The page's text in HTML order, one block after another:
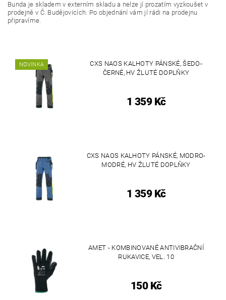
Bunda je skladem v externím skladu a nelze jí prozatím vyzkoušet v
prodejně v Č. Budějovicích. Po objednání vám jí rádi na prodejnu
připravíme.
NOVINKA
CXS NAOS KALHOTY PÁNSKÉ, ŠEDO-
ČERNÉ, HV ŽLUTÉ DOPLŇKY
1 359 Kč
CXS NAOS KALHOTY PÁNSKÉ, MODRO-
MODRÉ, HV ŽLUTÉ DOPLŇKY
1 359 Kč
AMET - KOMBINOVANÉ ANTIVIBRAČNÍ
RUKAVICE, VEL. 10
150 Kč